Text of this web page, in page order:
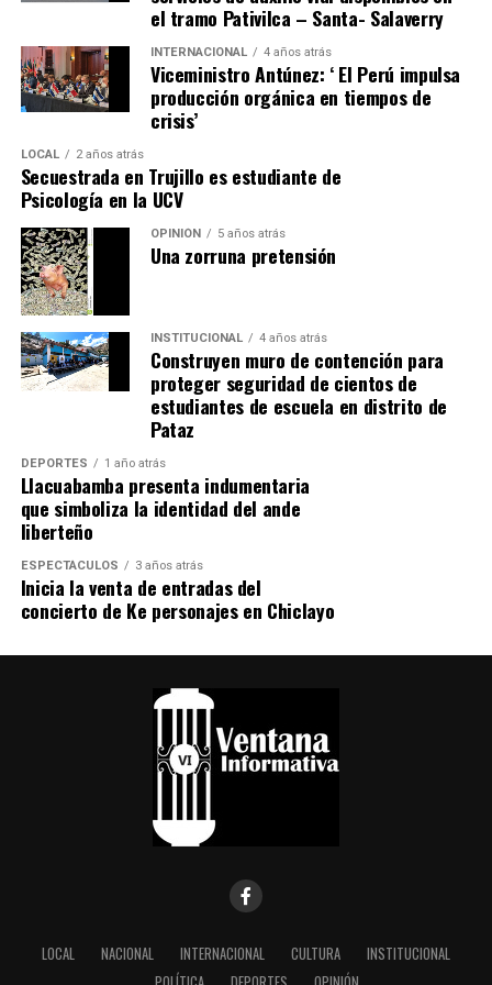
Finalmente, la docente destacó que el lenguaje positivo
representa una herramienta estratégica para el
desarrollo profesional y la consolidación de una marca
personal auténtica.
reparaciones pueden costar hasta 70% menos que con
otras alternativas, lo que además reduce las
interrupciones en el tránsito y sus efectos económicos y
sociales.
A través de actividades de capacitación e incidencia
técnica, Concrevía busca contribuir al fortalecimiento
de la infraestructura urbana en ciudades como Piura,
Chiclayo, Trujillo, Chimbote y Cajamarca, impulsando
una planificación de largo plazo que priorice la calidad,
la sostenibilidad y la eficiencia de las inversiones
públicas, con el objetivo de generar mayor bienestar y
promover el desarrollo de las comunidades.
el tramo Pativilca – Santa- Salaverry
INTERNACIONAL 4 años atrás
Viceministro Antúnez: ‘ El Perú impulsa
producción orgánica en tiempos de
crisis’
LOCAL 2 años atrás
Secuestrada en Trujillo es estudiante de
Psicología en la UCV
OPINIÓN 5 años atrás
Una zorruna pretensión
INSTITUCIONAL 4 años atrás
Construyen muro de contención para
proteger seguridad de cientos de
estudiantes de escuela en distrito de
Pataz
DEPORTES 1 año atrás
Llacuabamba presenta indumentaria
que simboliza la identidad del ande
liberteño
ESPECTÁCULOS 3 años atrás
Inicia la venta de entradas del
concierto de Ke personajes en Chiclayo
LOCAL NACIONAL INTERNACIONAL CULTURA
INSTITUCIONAL